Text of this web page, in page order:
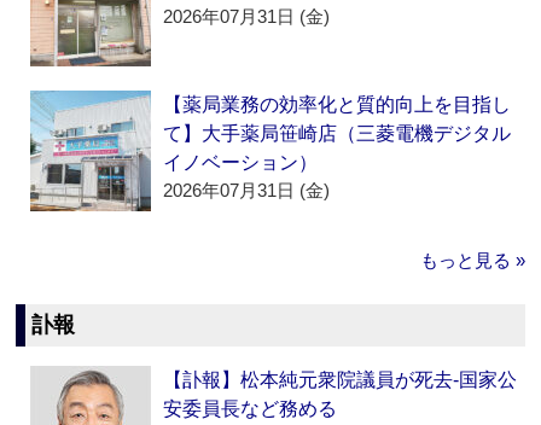
2026年07月31日 (金)
【薬局業務の効率化と質的向上を目指し
て】大手薬局笹崎店（三菱電機デジタル
イノベーション）
2026年07月31日 (金)
もっと見る »
訃報
【訃報】松本純元衆院議員が死去‐国家公
安委員長など務める